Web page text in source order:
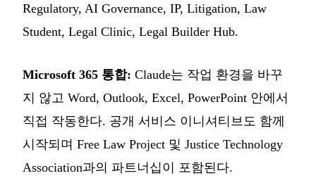
Regulatory, AI Governance, IP, Litigation, Law
Student, Legal Clinic, Legal Builder Hub.
Microsoft 365 통합: Claude는 작업 환경을 바꾸
지 않고 Word, Outlook, Excel, PowerPoint 안에서
직접 작동한다. 공개 서비스 이니셔티브도 함께
시작되며 Free Law Project 및 Justice Technology
Association과의 파트너십이 포함된다.